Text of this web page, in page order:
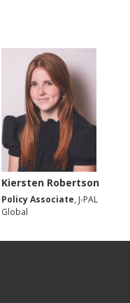
Kiersten Robertson
Policy Associate, J-PAL
Global